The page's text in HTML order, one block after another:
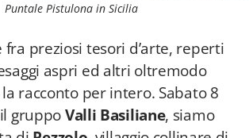
Puntale Pistulona in Sicilia
fra preziosi tesori d’arte, reperti
aspri ed altri oltremodo
racconto per intero. Sabato 8
gruppoValli Basiliane, siamo